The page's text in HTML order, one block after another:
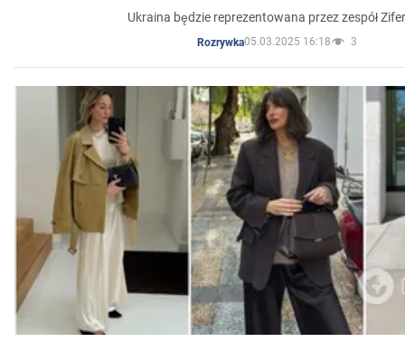
Ukraina będzie reprezentowana przez zespół
Rozrywka05.03.2025 16:18 3